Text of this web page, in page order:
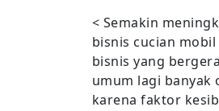
< Semakin
bisnis cucian
bisnis yang
umum lagi banyak
karena faktor